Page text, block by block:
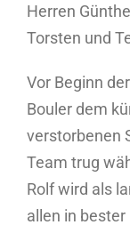
Herren
Torsten und
Vor Beginn
Bouler dem
verstorbenen
Team trug
Rolf wird als
allen in bester